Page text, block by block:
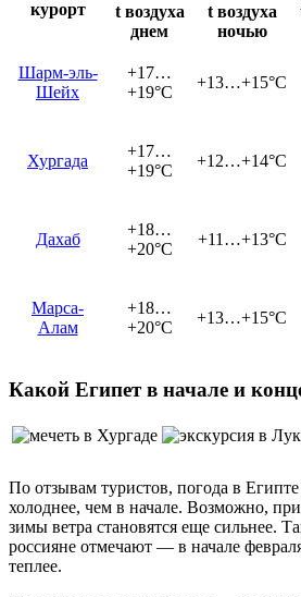
курорт
t воздуха
днем
t воздуха
ночью
Шарм-эль-
Шейх
+17…
+19°C
+13…+15°C
Хургада
+17…
+19°C
+12…+14°C
Дахаб
+18…
+20°C
+11…+13°C
Марса-
Алам
+18…
+20°C
+13…+15°C
Какой Египет в начале и
По отзывам туристов, погода в
холоднее, чем в начале. Возможно,
зимы ветра становятся еще сильнее.
россияне отмечают — в начале
теплее.